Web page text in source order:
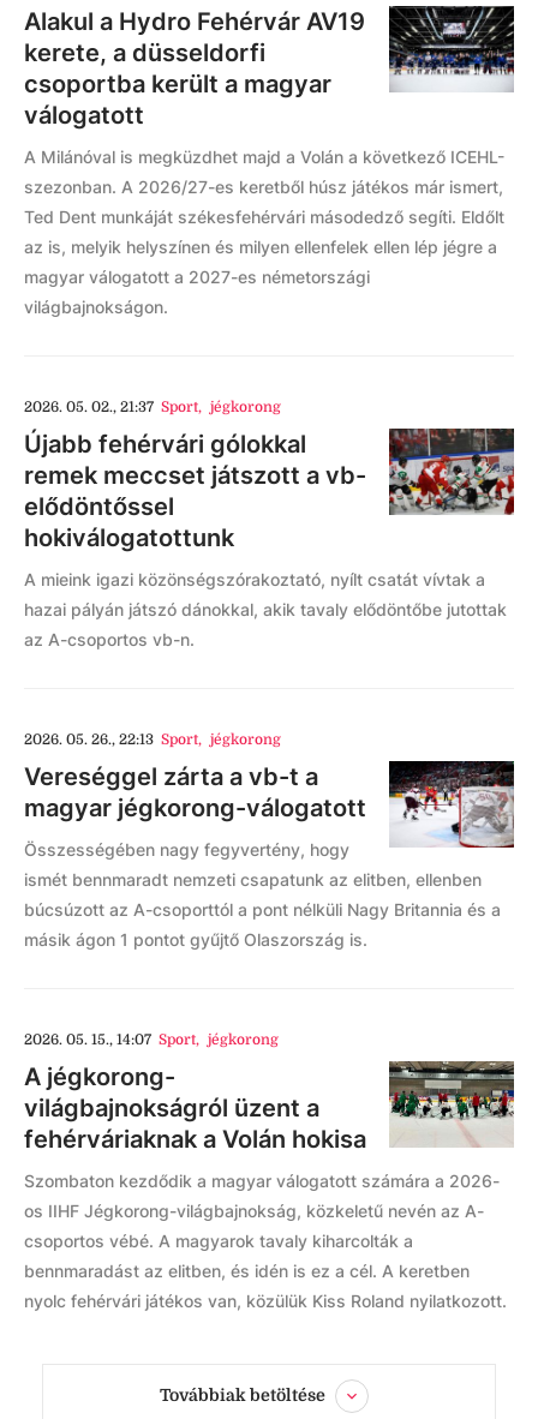
Alakul a Hydro Fehérvár AV19
kerete, a düsseldorfi
csoportba került a magyar
válogatott
A Milánóval is megküzdhet majd a Volán a következő ICEHL-
szezonban. A 2026/27-es keretből húsz játékos már ismert,
Ted Dent munkáját székesfehérvári másodedző segíti. Eldőlt
az is, melyik helyszínen és milyen ellenfelek ellen lép jégre a
magyar válogatott a 2027-es németországi
világbajnokságon.
2026. 05. 02., 21:37 Sport, jégkorong
Újabb fehérvári gólokkal
remek meccset játszott a vb-
elődöntőssel
hokiválogatottunk
A mieink igazi közönségszórakoztató, nyílt csatát vívtak a
hazai pályán játszó dánokkal, akik tavaly elődöntőbe jutottak
az A-csoportos vb-n.
2026. 05. 26., 22:13 Sport, jégkorong
Vereséggel zárta a vb-t a
magyar jégkorong-válogatott
Összességében nagy fegyvertény, hogy
ismét bennmaradt nemzeti csapatunk az elitben, ellenben
búcsúzott az A-csoporttól a pont nélküli Nagy Britannia és a
másik ágon 1 pontot gyűjtő Olaszország is.
2026. 05. 15., 14:07 Sport, jégkorong
A jégkorong-
világbajnokságról üzent a
fehérváriaknak a Volán hokisa
Szombaton kezdődik a magyar válogatott számára a 2026-
os IIHF Jégkorong-világbajnokság, közkeletű nevén az A-
csoportos vébé. A magyarok tavaly kiharcolták a
bennmaradást az elitben, és idén is ez a cél. A keretben
nyolc fehérvári játékos van, közülük Kiss Roland nyilatkozott.
Továbbiak betöltése